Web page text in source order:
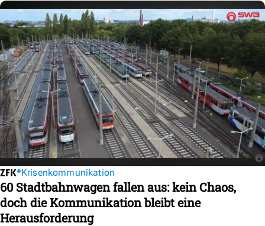
Krisenkommunikation
60 Stadtbahnwagen fallen aus: kein Chaos,
doch die Kommunikation bleibt eine
Herausforderung